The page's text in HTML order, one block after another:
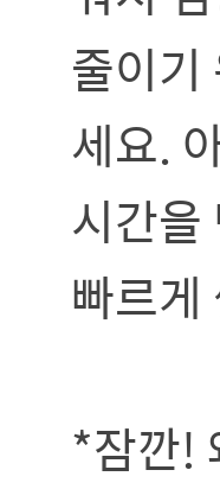
줄이기
세요.
시간을
빠르게
*잠깐!